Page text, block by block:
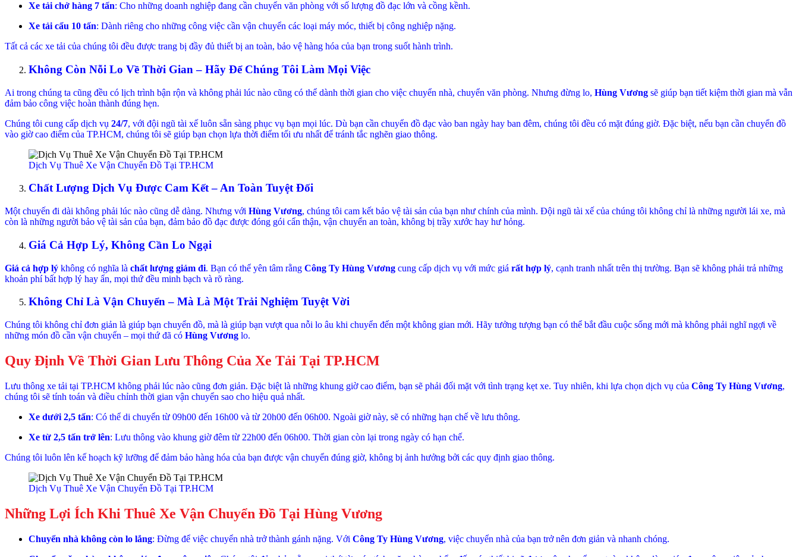
Xe tải chở hàng 7 tấn: Cho những doanh nghiệp đang cần chuyển văn phòng với số lượng đồ đạc lớn và cồng kềnh.
Xe tải cẩu 10 tấn: Dành riêng cho những công việc cần vận chuyển các loại máy móc, thiết bị công nghiệp nặng.
Tất cả các xe tải của chúng tôi đều được trang bị đầy đủ thiết bị an toàn, bảo vệ hàng hóa của bạn trong suốt hành trình.
Không Còn Nỗi Lo Về Thời Gian – Hãy Để Chúng Tôi Làm Mọi Việc
Ai trong chúng ta cũng đều có lịch trình bận rộn và không phải lúc nào cũng có thể dành thời gian cho việc chuyển nhà, chuyển văn phòng. Nhưng đừng lo, Hùng Vương sẽ giúp bạn tiết kiệm thời gian mà vẫn
đảm bảo công việc hoàn thành đúng hẹn.
Chúng tôi cung cấp dịch vụ 24/7, với đội ngũ tài xế luôn sẵn sàng phục vụ bạn mọi lúc. Dù bạn cần chuyển đồ đạc vào ban ngày hay ban đêm, chúng tôi đều có mặt đúng giờ. Đặc biệt, nếu bạn cần chuyển đồ
vào giờ cao điểm của TP.HCM, chúng tôi sẽ giúp bạn chọn lựa thời điểm tối ưu nhất để tránh tắc nghẽn giao thông.
Dịch Vụ Thuê Xe Vận Chuyển Đồ Tại TP.HCM
Chất Lượng Dịch Vụ Được Cam Kết – An Toàn Tuyệt Đối
Một chuyến đi dài không phải lúc nào cũng dễ dàng. Nhưng với Hùng Vương, chúng tôi cam kết bảo vệ tài sản của bạn như chính của mình. Đội ngũ tài xế của chúng tôi không chỉ là những người lái xe, mà
còn là những người bảo vệ tài sản của bạn, đảm bảo đồ đạc được đóng gói cẩn thận, vận chuyển an toàn, không bị trầy xước hay hư hỏng.
Giá Cả Hợp Lý, Không Cần Lo Ngại
Giá cả hợp lý không có nghĩa là chất lượng giảm đi. Bạn có thể yên tâm rằng Công Ty Hùng Vương cung cấp dịch vụ với mức giá rất hợp lý, cạnh tranh nhất trên thị trường. Bạn sẽ không phải trả những
khoản phí bất hợp lý hay ẩn, mọi thứ đều minh bạch và rõ ràng.
Không Chỉ Là Vận Chuyển – Mà Là Một Trải Nghiệm Tuyệt Vời
Chúng tôi không chỉ đơn giản là giúp bạn chuyển đồ, mà là giúp bạn vượt qua nỗi lo âu khi chuyển đến một không gian mới. Hãy tưởng tượng bạn có thể bắt đầu cuộc sống mới mà không phải nghĩ ngợi về
những món đồ cần vận chuyển – mọi thứ đã có Hùng Vương lo.
Quy Định Về Thời Gian Lưu Thông Của Xe Tải Tại TP.HCM
Lưu thông xe tải tại TP.HCM không phải lúc nào cũng đơn giản. Đặc biệt là những khung giờ cao điểm, bạn sẽ phải đối mặt với tình trạng kẹt xe. Tuy nhiên, khi lựa chọn dịch vụ của Công Ty Hùng Vương,
chúng tôi sẽ tính toán và điều chỉnh thời gian vận chuyển sao cho hiệu quả nhất.
Xe dưới 2,5 tấn: Có thể di chuyển từ 09h00 đến 16h00 và từ 20h00 đến 06h00. Ngoài giờ này, sẽ có những hạn chế về lưu thông.
Xe từ 2,5 tấn trở lên: Lưu thông vào khung giờ đêm từ 22h00 đến 06h00. Thời gian còn lại trong ngày có hạn chế.
Chúng tôi luôn lên kế hoạch kỹ lưỡng để đảm bảo hàng hóa của bạn được vận chuyển đúng giờ, không bị ảnh hưởng bởi các quy định giao thông.
Dịch Vụ Thuê Xe Vận Chuyển Đồ Tại TP.HCM
Những Lợi Ích Khi Thuê Xe Vận Chuyển Đồ Tại Hùng Vương
Chuyển nhà không còn lo lắng: Đừng để việc chuyển nhà trở thành gánh nặng. Với Công Ty Hùng Vương, việc chuyển nhà của bạn trở nên đơn giản và nhanh chóng.